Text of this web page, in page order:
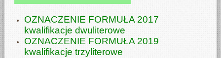
OZNACZENIE FORMUŁA 2017
kwalifikacje dwuliterowe
OZNACZENIE FORMUŁA 2019
kwalifikacje trzyliterowe